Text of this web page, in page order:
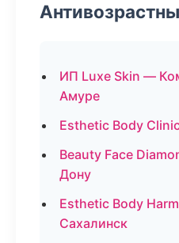
ИП Luxe Skin —
Амуре
Esthetic Body
Beauty Face
Дону
Esthetic Body
Сахалинск